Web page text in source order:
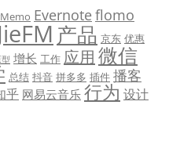
Evernote flomo
产品 京东 优惠
增长 工作 应用 微信
总结 抖音 拼多多 插件 播客
乎 网易云音乐 行为 设计